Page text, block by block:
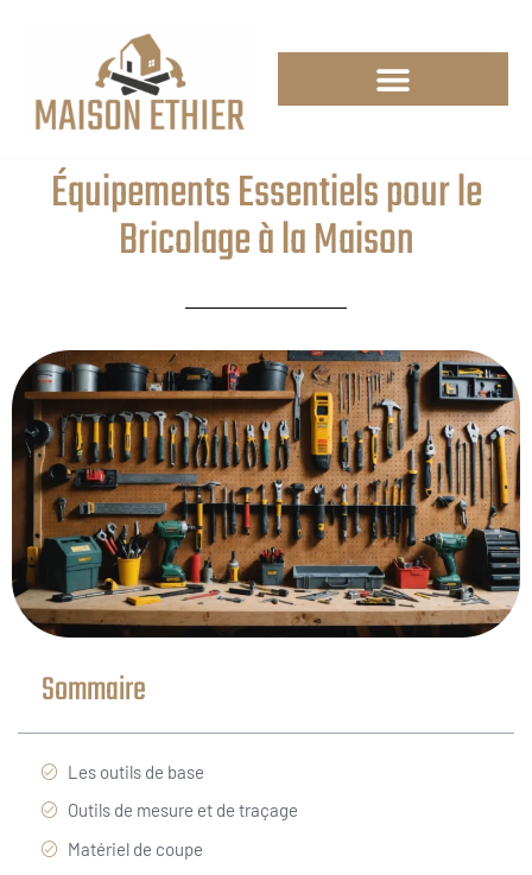
Équipements Essentiels pour le
Bricolage à la Maison
Sommaire
Les outils de base
Outils de mesure et de traçage
Matériel de coupe